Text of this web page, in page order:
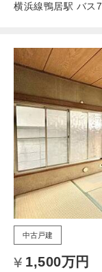
横浜線鴨居駅 バス
中古戸建
1,500万円